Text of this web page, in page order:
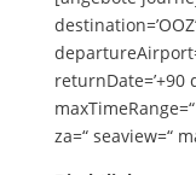
returnDate=’+90
za=“ seaview=“